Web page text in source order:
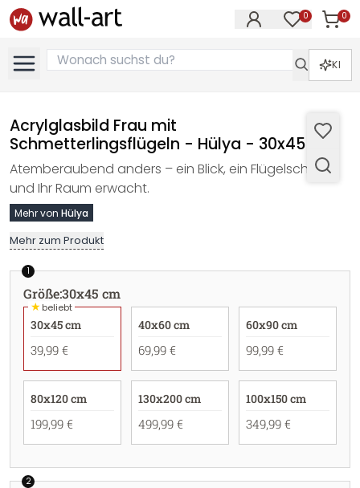
0 0
KI
Acrylglasbild Frau mit
Schmetterlingsflügeln - Hülya - 30x45 cm
Atemberaubend anders – ein Blick, ein Flügelschlag,
und Ihr Raum erwacht.
Mehr von Hülya
Mehr zum Produkt
1
Größe:30x45 cm
★beliebt
30x45 cm
39,99 €
40x60 cm
69,99 €
60x90 cm
99,99 €
80x120 cm
199,99 €
130x200 cm
499,99 €
100x150 cm
349,99 €
2